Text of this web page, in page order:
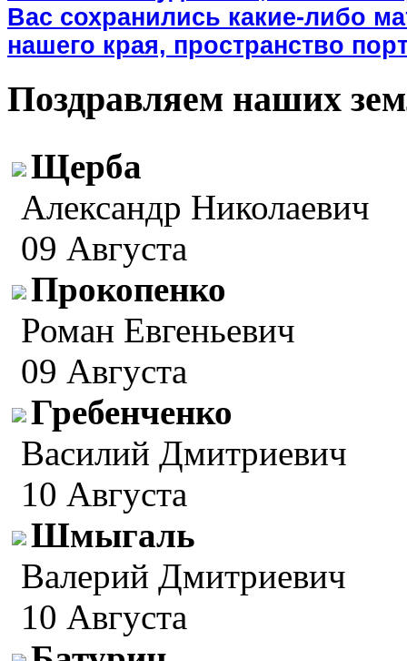
Вас сохранились какие-либо
нашего края, пространство
Поздравляем наших
Щерба
Александр Николаевич
09 Августа
Прокопенко
Роман Евгеньевич
09 Августа
Гребенченко
Василий Дмитриевич
10 Августа
Шмыгаль
Валерий Дмитриевич
10 Августа